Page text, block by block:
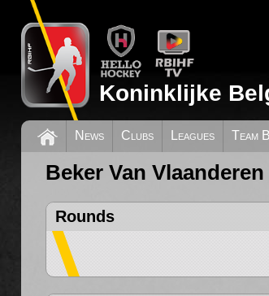
Koninklijke
News Clubs Leagues Team
Beker Van Vlaanderen
Rounds